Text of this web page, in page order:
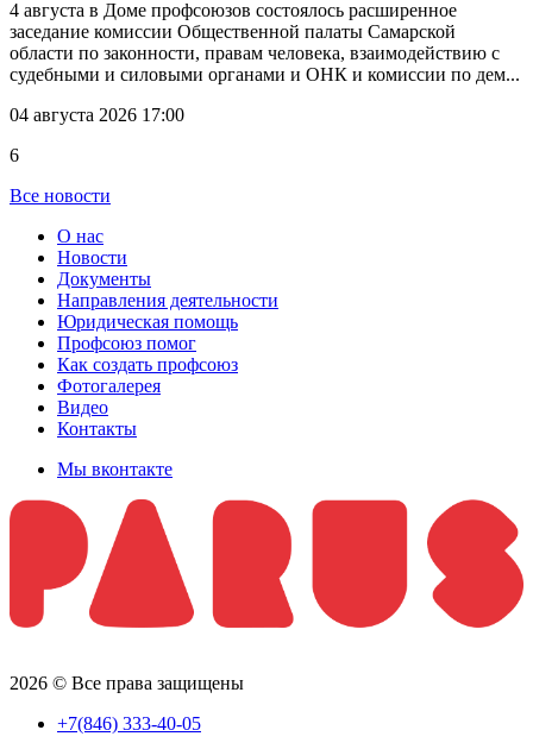
4 августа в Доме профсоюзов состоялось расширенное
заседание комиссии Общественной палаты Самарской
области по законности, правам человека, взаимодействию с
судебными и силовыми органами и ОНК и комиссии по дем...
04 августа 2026 17:00
6
Все новости
О нас
Новости
Документы
Направления деятельности
Юридическая помощь
Профсоюз помог
Как создать профсоюз
Фотогалерея
Видео
Контакты
Мы вконтакте
2026 © Все права защищены
+7(846) 333-40-05